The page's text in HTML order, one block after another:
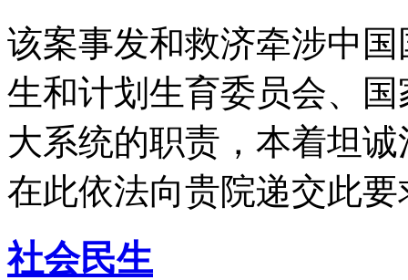
该案事发和救济牵涉中
生和计划生育委员会、
大系统的职责，本着坦
在此依法向贵院递交此要
社会民生